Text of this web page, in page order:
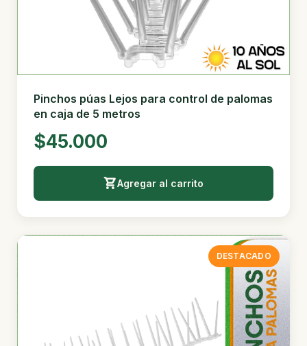
Pinchos púas Lejos para control de palomas
en caja de 5 metros
$45.000
Agregar al carrito
DESTACADO